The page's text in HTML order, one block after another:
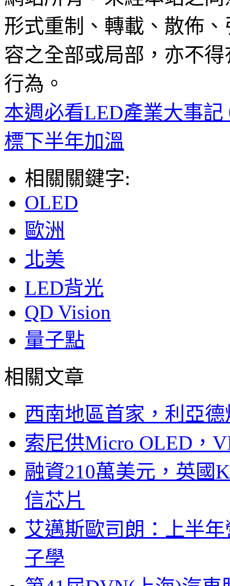
形式重制、轉載、散佈
容之全部或局部，亦不
行為。
本週必看LED產業大事記
標下半年加溫
相關關鍵字:
OLED
歐洲
北美
LED背光
QD Vision
量子點
相關文章
西南地區首家，利亞
索尼供Micro OLED，
融資210萬美元，英國
信芯片
艾邁斯歐司朗：上半
子學